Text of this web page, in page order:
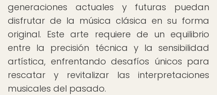
generaciones actuales y futuras puedan
disfrutar de la música clásica en su forma
original. Este arte requiere de un equilibrio
entre la precisión técnica y la sensibilidad
artística, enfrentando desafíos únicos para
rescatar y revitalizar las interpretaciones
musicales del pasado.